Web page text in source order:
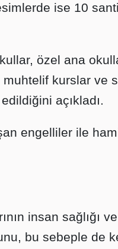
ise 10
özel ana
kurslar ve
açıkladı.
engelliler ile
insan sağlığı
bu sebeple de